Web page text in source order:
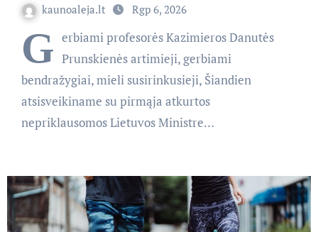
kaunoaleja.lt Rgp 6, 2026
G erbiami profesorės Kazimieros Danutės
Prunskienės artimieji, gerbiami
bendražygiai, mieli susirinkusieji, Šiandien
atsisveikiname su pirmąja atkurtos
nepriklausomos Lietuvos Ministre…